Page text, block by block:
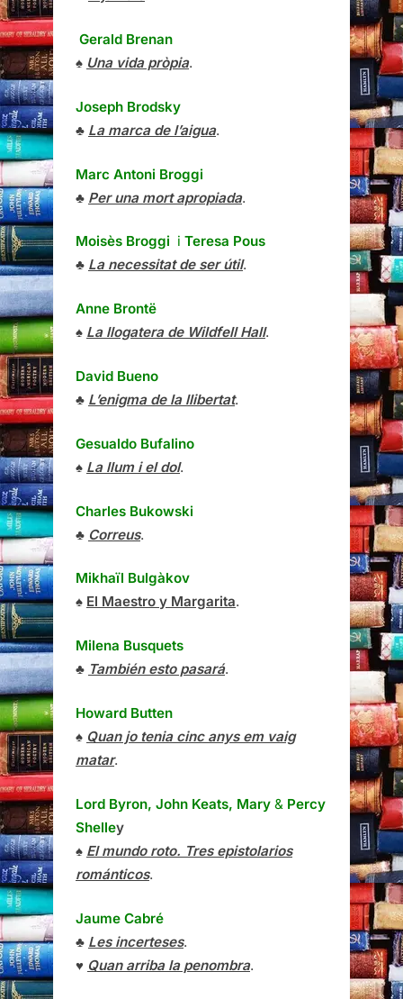
Gerald Brenan
♠ Una vida pròpia.
Joseph Brodsky
♣ La marca de l’aigua.
Marc Antoni Broggi
♣ Per una mort apropiada.
Moisès Broggi i Teresa Pous
♣ La necessitat de ser útil.
Anne Brontë
♠ La llogatera de Wildfell Hall.
David Bueno
♣ L’enigma de la llibertat.
Gesualdo Bufalino
♠ La llum i el dol.
Charles Bukowski
♣ Correus.
Mikhaïl Bulgàkov
♠ El Maestro y Margarita.
Milena Busquets
♣ También esto pasará.
Howard Butten
♠ Quan jo tenia cinc anys em vaig
matar.
Lord Byron, John Keats, Mary & Percy
Shelley
♠ El mundo roto. Tres epistolarios
románticos.
Jaume Cabré
♣ Les incerteses.
♥ Quan arriba la penombra.